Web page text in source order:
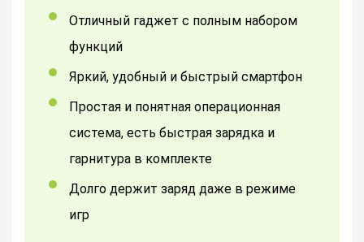
Отличный гаджет с полным набором
функций
Яркий, удобный и быстрый смартфон
Простая и понятная операционная
система, есть быстрая зарядка и
гарнитура в комплекте
Долго держит заряд даже в режиме
игр